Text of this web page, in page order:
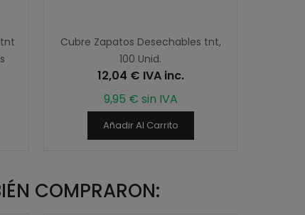
Cubre Zapatos Desechables tnt,
100 Unid.
12,04 € IVA inc.
9,95 € sin IVA
Añadir Al Carrito
COMPRARON: